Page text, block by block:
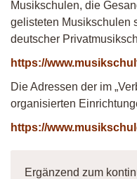
Musikschulen, die
gelisteten Musikschulen
deutscher
https://
Die Adressen der im
organisierten
https://
Ergänzend zum